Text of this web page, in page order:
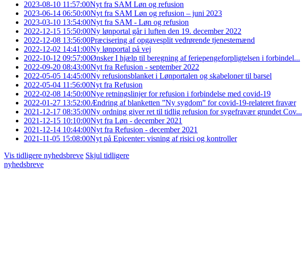
2023-08-10 11:57:00Nyt fra SAM Løn og refusion
2023-06-14 06:50:00Nyt fra SAM Løn og refusion – juni 2023
2023-03-10 13:54:00Nyt fra SAM - Løn og refusion
2022-12-15 15:50:00Ny lønportal går i luften den 19. december 2022
2022-12-08 13:56:00Præcisering af opgavesplit vedrørende tjenestemænd
2022-12-02 14:41:00Ny lønportal på vej
2022-10-12 09:57:00Ønsker I hjælp til beregning af feriepengeforpligtelsen i forbindel...
2022-09-20 08:43:00Nyt fra Refusion - september 2022
2022-05-05 14:45:00Ny refusionsblanket i Lønportalen og skabeloner til barsel
2022-05-04 11:56:00Nyt fra Refusion
2022-02-08 14:50:00Nye retningslinjer for refusion i forbindelse med covid-19
2022-01-27 13:52:00Ændring af blanketten ”Ny sygdom” for covid-19-relateret fravær
2021-12-17 08:35:00Ny ordning giver ret til tidlig refusion for sygefravær grundet Cov...
2021-12-15 10:10:00Nyt fra Løn - december 2021
2021-12-14 10:44:00Nyt fra Refusion - december 2021
2021-11-05 15:08:00Nyt på Epicenter: visning af risici og kontroller
Vis tidligere nyhedsbreve Skjul tidligere
nyhedsbreve